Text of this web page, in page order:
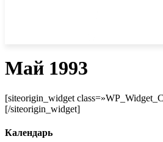
Май 1993
[siteorigin_widget
[/siteorigin_widget]
Календарь